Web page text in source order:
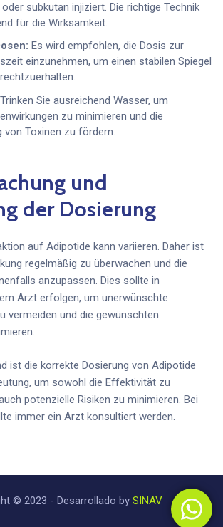
subkutan injiziert. Die richtige Technik
für die Wirksamkeit.
Es wird empfohlen, die Dosis zur
einzunehmen, um einen stabilen Spiegel
Trinken Sie ausreichend Wasser, um
zu minimieren und die
von Toxinen zu fördern.
und
der Dosierung
auf Adipotide kann variieren. Daher ist
regelmäßig zu überwachen und die
anzupassen. Dies sollte in
Arzt erfolgen, um unerwünschte
vermeiden und die gewünschten
ist die korrekte Dosierung von Adipotide
um sowohl die Effektivität zu
potenzielle Risiken zu minimieren. Bei
immer ein Arzt konsultiert werden.
© 2023 - Desarrollado bySINAV